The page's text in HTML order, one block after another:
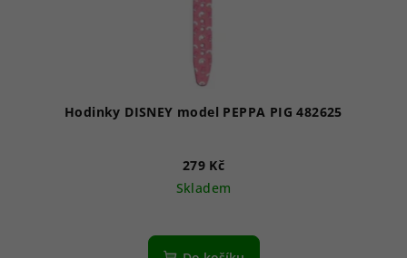
Hodinky DISNEY model PEPPA PIG 482625
279 Kč
Skladem